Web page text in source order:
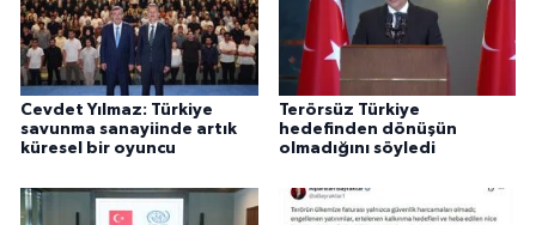
Cevdet Yılmaz: Türkiye
savunma sanayiinde artık
küresel bir oyuncu
Terörsüz Türkiye
hedefinden dönüşün
olmadığını söyledi